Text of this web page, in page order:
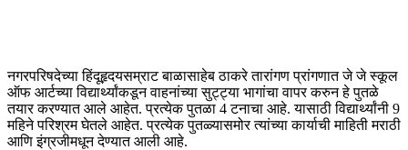
नगरपरिषदेच्या हिंदूहृदयसम्राट बाळासाहेब ठाकरे तारांगण प्रांगणात जे जे स्कूल
ऑफ आर्टच्या विद्यार्थ्यांकडून वाहनांच्या सुट्ट्या भागांचा वापर करुन हे पुतळे
तयार करण्यात आले आहेत. प्रत्येक पुतळा 4 टनाचा आहे. यासाठी विद्यार्थ्यांनी 9
महिने परिश्रम घेतले आहेत. प्रत्येक पुतळ्यासमोर त्यांच्या कार्याची माहिती मराठी
आणि इंग्रजीमधून देण्यात आली आहे.